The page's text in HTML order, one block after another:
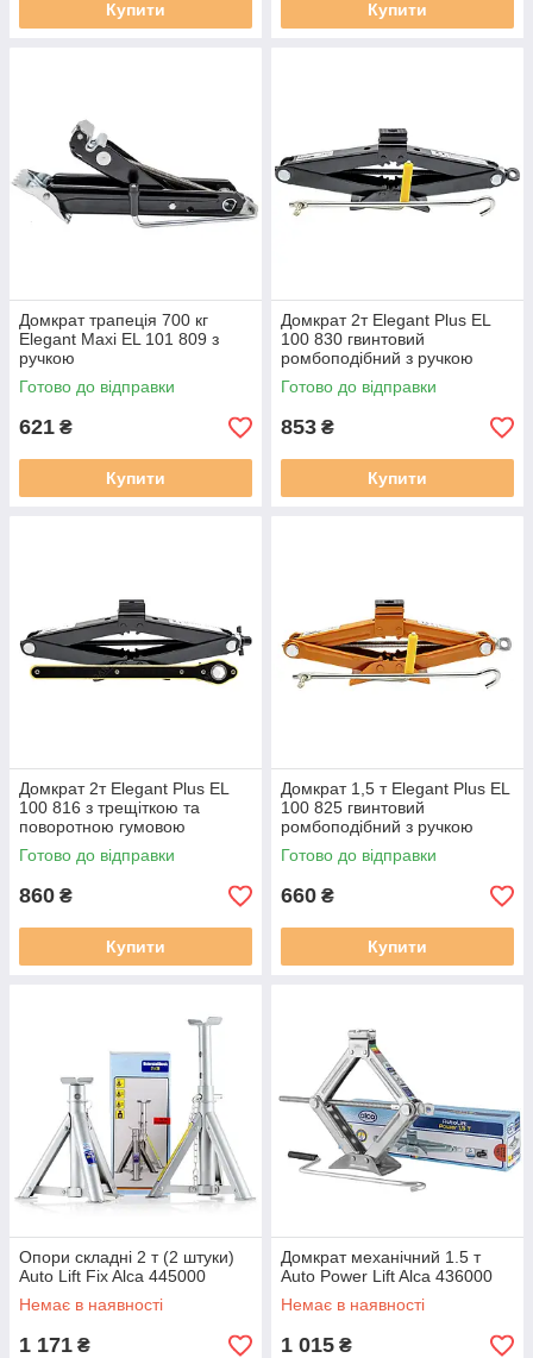
Купити Купити
Домкрат трапеція 700 кг
Elegant Maxi EL 101 809 з
ручкою
Готово до відправки
621 ₴
Купити
Домкрат 2т Elegant Plus EL
100 830 гвинтовий
ромбоподібний з ручкою
Готово до відправки
853 ₴
Купити
Домкрат 2т Elegant Plus EL
100 816 з трещіткою та
поворотною гумовою
шайбою
Готово до відправки
860 ₴
Купити
Домкрат 1,5 т Elegant Plus EL
100 825 гвинтовий
ромбоподібний з ручкою
Готово до відправки
660 ₴
Купити
Опори складні 2 т (2 штуки)
Auto Lift Fix Alca 445000
Немає в наявності
1 171 ₴
Домкрат механічний 1.5 т
Auto Power Lift Alca 436000
Немає в наявності
1 015 ₴